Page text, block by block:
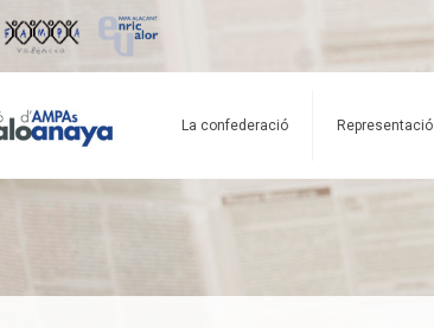
La confederació Representació